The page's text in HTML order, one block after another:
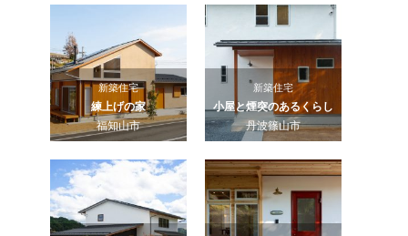
新築住宅
練上げの家
福知山市
新築住宅
小屋と煙突のあるくらし
丹波篠山市